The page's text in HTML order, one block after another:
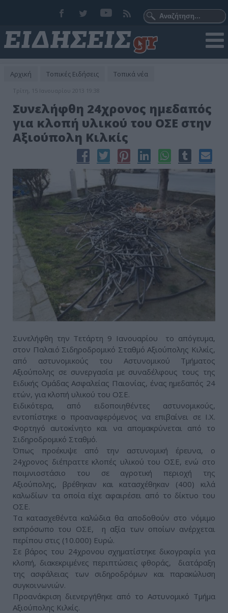
Αρχική Τοπικές Ειδήσεις Τοπικά νέα
Τρίτη, 15 Ιανουαρίου 2013 19:38
Συνελήφθη 24χρονος ημεδαπός
για κλοπή υλικού του ΟΣΕ στην
Αξιούπολη Κιλκίς
Συνελήφθη την Τετάρτη 9 Ιανουαρίου το απόγευμα,
στον Παλαιό Σιδηροδρομικό Σταθμό Αξιούπολης Κιλκίς,
από αστυνομικούς του Αστυνομικού Τμήματος
Αξιούπολης σε συνεργασία με συναδέλφους τους της
Ειδικής Ομάδας Ασφαλείας Παιονίας, ένας ημεδαπός 24
ετών, για κλοπή υλικού του ΟΣΕ.
Ειδικότερα, από ειδοποιηθέντες αστυνομικούς,
εντοπίστηκε ο προαναφερόμενος να επιβαίνει σε Ι.Χ.
Φορτηγό αυτοκίνητο και να απομακρύνεται από το
Σιδηροδρομικό Σταθμό.
Όπως προέκυψε από την αστυνομική έρευνα, ο
24χρονος διέπραττε κλοπές υλικού του ΟΣΕ, ενώ στο
ποιμνιοστάσιο του σε αγροτική περιοχή της
Αξιούπολης, βρέθηκαν και κατασχέθηκαν (400) κιλά
καλωδίων τα οποία είχε αφαιρέσει από το δίκτυο του
ΟΣΕ.
Τα κατασχεθέντα καλώδια θα αποδοθούν στο νόμιμο
εκπρόσωπο του ΟΣΕ, η αξία των οποίων ανέρχεται
περίπου στις (10.000) Ευρώ.
Σε βάρος του 24χρονου σχηματίστηκε δικογραφία για
κλοπή, διακεκριμένες περιπτώσεις φθοράς, διατάραξη
της ασφάλειας των σιδηροδρόμων και παρακώλυση
συγκοινωνιών.
Προανάκριση διενεργήθηκε από το Αστυνομικό Τμήμα
Αξιούπολης Κιλκίς.